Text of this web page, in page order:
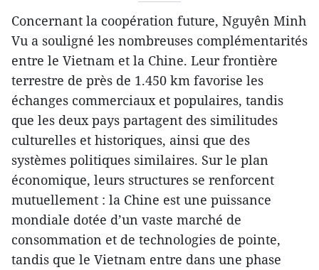
Concernant la coopération future, Nguyên Minh
Vu a souligné les nombreuses complémentarités
entre le Vietnam et la Chine. Leur frontière
terrestre de près de 1.450 km favorise les
échanges commerciaux et populaires, tandis
que les deux pays partagent des similitudes
culturelles et historiques, ainsi que des
systèmes politiques similaires. Sur le plan
économique, leurs structures se renforcent
mutuellement : la Chine est une puissance
mondiale dotée d’un vaste marché de
consommation et de technologies de pointe,
tandis que le Vietnam entre dans une phase